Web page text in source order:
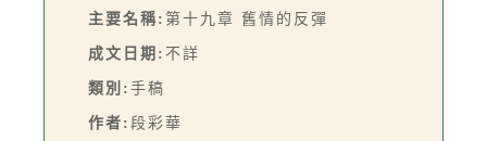
主要名稱: 第十九章 舊情的反彈
成文日期: 不詳
類別: 手稿
作者: 段彩華